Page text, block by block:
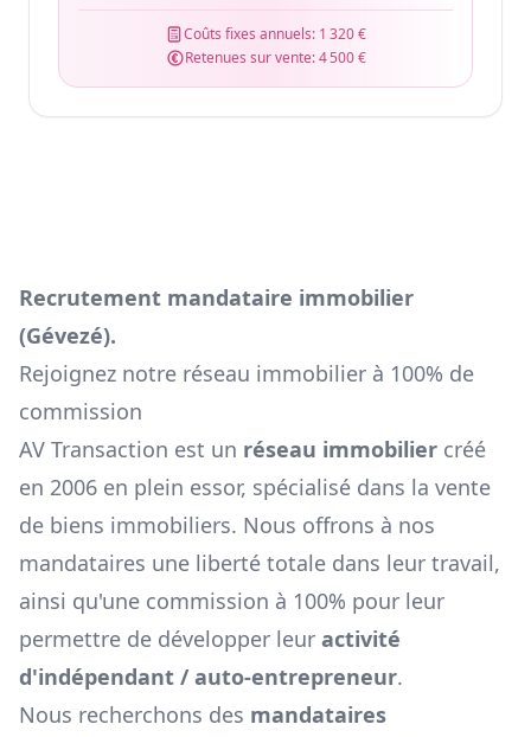
Coûts fixes annuels: 1 320 €
Retenues sur vente:4 500 €
Recrutement mandataire immobilier
(Gévezé).
Rejoignez notre réseau immobilier à 100% de
commission
AV Transaction est un réseau immobilier créé
en 2006 en plein essor, spécialisé dans la vente
de biens immobiliers. Nous offrons à nos
mandataires une liberté totale dans leur travail,
ainsi qu'une commission à 100% pour leur
permettre de développer leur activité
d'indépendant / auto-entrepreneur.
Nous recherchons des mandataires